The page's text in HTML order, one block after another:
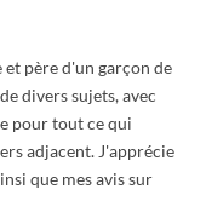
père d'un garçon de
divers sujets, avec
pour tout ce qui
adjacent. J'apprécie
que mes avis sur